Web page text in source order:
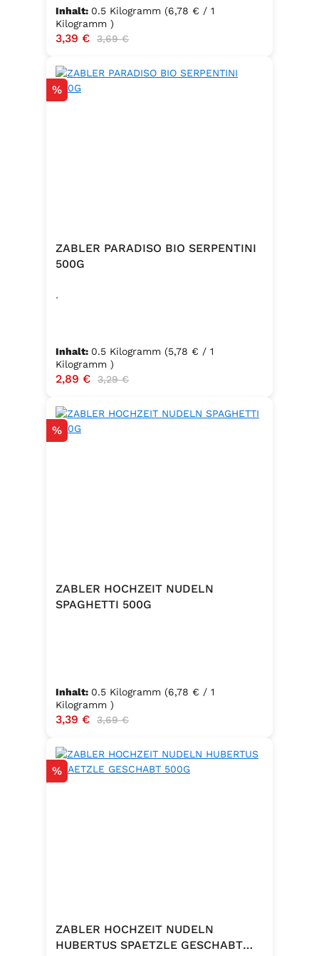
Inhalt: 0.5 Kilogramm (6,78 € / 1
Kilogramm )
Verkaufspreis:
3,39 € Regulärer Preis:
3,69 €
Rabatt
%
ZABLER PARADISO BIO SERPENTINI
500G
.
Inhalt: 0.5 Kilogramm (5,78 € / 1
Kilogramm )
Verkaufspreis:
2,89 € Regulärer Preis:
3,29 €
Rabatt
%
ZABLER HOCHZEIT NUDELN
SPAGHETTI 500G
Inhalt: 0.5 Kilogramm (6,78 € / 1
Kilogramm )
Verkaufspreis:
3,39 € Regulärer Preis:
3,69 €
Rabatt
%
ZABLER HOCHZEIT NUDELN
HUBERTUS SPAETZLE GESCHABT